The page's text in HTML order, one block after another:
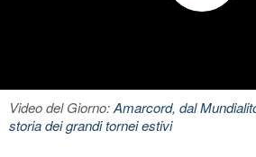
Video del Giorno:Amarcord, dal
storia dei grandi tornei estivi